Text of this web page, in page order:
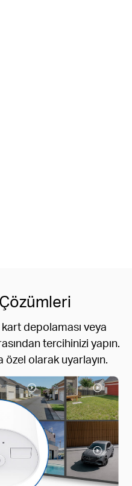
depolaması veya
tercihinizi yapın.
özel olarak uyarlayın.